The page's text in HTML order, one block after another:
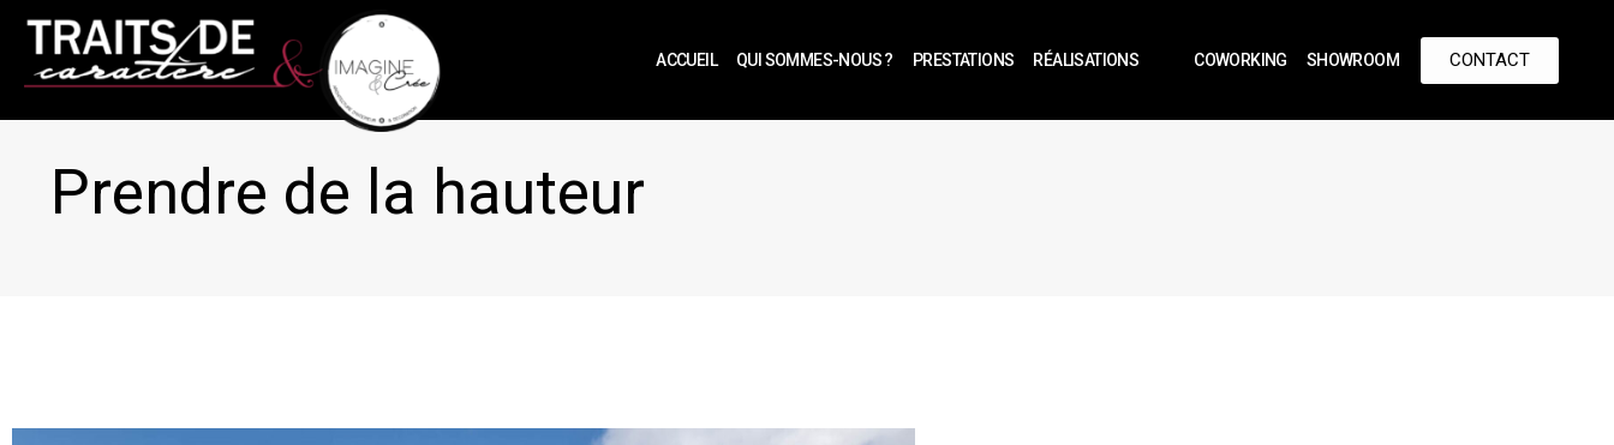
ACCUEIL QUI SOMMES-NOUS ? PRESTATIONS RÉALISATIONS COWORKING SHOWROOM CONTACT
Prendre de la hauteur